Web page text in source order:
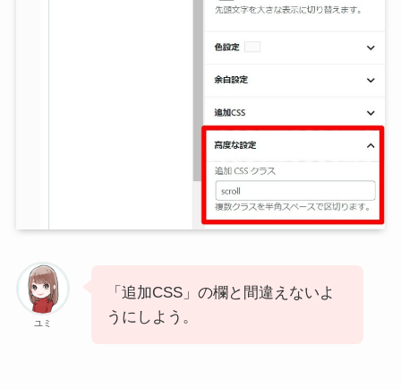
ユミ
「追加CSS」の欄と間違えないよ
うにしよう。